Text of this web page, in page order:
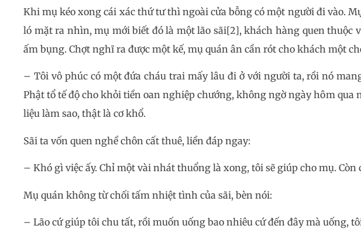
Khi mụ kéo xong cái xác thứ tư thì ngoài cửa bỗng có một người đi vào.
ló mặt ra nhìn, mụ mới biết đó là một lão sãi[2], khách hàng quen thuộc
ấm bụng. Chợt nghĩ ra được một kế, mụ quán ân cần rót cho khách một
– Tôi vô phúc có một đứa cháu trai mấy lâu đi ở với người ta, rồi nó
Phật tổ tế độ cho khỏi tiền oan nghiệp chướng, không ngờ ngày hôm
liệu làm sao, thật là cơ khổ.
Sãi ta vốn quen nghề chôn cất thuê, liền đáp ngay:
– Khó gì việc ấy. Chỉ một vài nhát thuổng là xong, tôi sẽ giúp cho mụ.
Mụ quán không từ chối tấm nhiệt tình của sãi, bèn nói:
– Lão cứ giúp tôi chu tất, rồi muốn uống bao nhiêu cứ đến đây mà uống,